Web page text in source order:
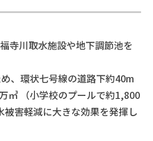
寺川取水施設や地下調節池を
、環状七号線の道路下約40m
㎥ （小学校のプールで約1,800
害軽減に大きな効果を発揮し